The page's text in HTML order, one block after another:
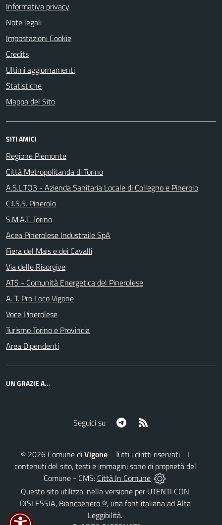
Informativa privacy
Note legali
Impostazioni Cookie
Credits
Ultimi aggiornamenti
Statistiche
Mappa del Sito
SITI AMICI
Regione Piemonte
Città Metropolitanda di Torino
A.S.L.TO3 - Azienda Sanitaria Locale di Collegno e Pinerolo
C.I.S.S. Pinerolo
S.M.A.T. Torino
Acea Pinerolese Industraile SpA
Fiera del Mais e dei Cavalli
Via delle Risorgive
ATS - Comunità Energetica del Pinerolese
A. T. Pro Loco Vigone
Voce Pinerolese
Turismo Torino e Provincia
Area Dipendenti
UN GRAZIE A...
Seguici su Telegram
© 2026 Comune diVigone - Tutti i diritti riservati - I
contenuti del sito, testi e immagini sono di proprietà del
Comune - CMS: Città In Comune
Questo sito utilizza, nella versione per UTENTI CON
DISLESSIA, Biancoenero ®, una font italiana ad Alta
Leggibilità.